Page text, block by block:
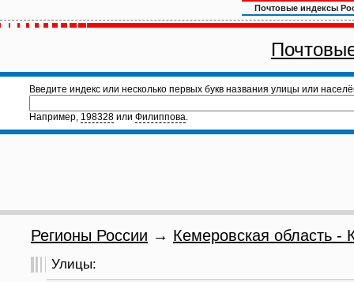
Почтовые индексы
Введите индекс или несколько первых букв названия улицы или
Например, 198328 или Филиппова.
Регионы России → Кемеровская область -
Улицы: